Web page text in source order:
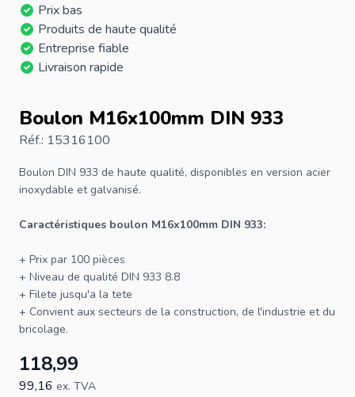
Prix bas
Produits de haute qualité
Entreprise fiable
Livraison rapide
Boulon M16x100mm DIN 933
Réf.: 15316100
Boulon DIN 933 de haute qualité, disponibles en version acier
inoxydable et galvanisé.
Caractéristiques boulon M16x100mm DIN 933:
+ Prix par 100 pièces
+ Niveau de qualité DIN 933 8.8
+ Filete jusqu'a la tete
+ Convient aux secteurs de la construction, de l'industrie et du
bricolage.
118,99
99,16 ex. TVA